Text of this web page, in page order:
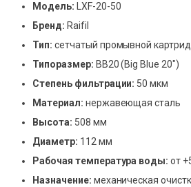
Модель: LXF-20-50
Бренд: Raifil
Тип: сетчатый промывной
Типоразмер: BB20 (Big Blue 20″)
Степень фильтрации: 50 мкм
Материал: нержавеющая сталь
Высота: 508 мм
Диаметр: 112 мм
Рабочая температура воды: от
Назначение: механическая